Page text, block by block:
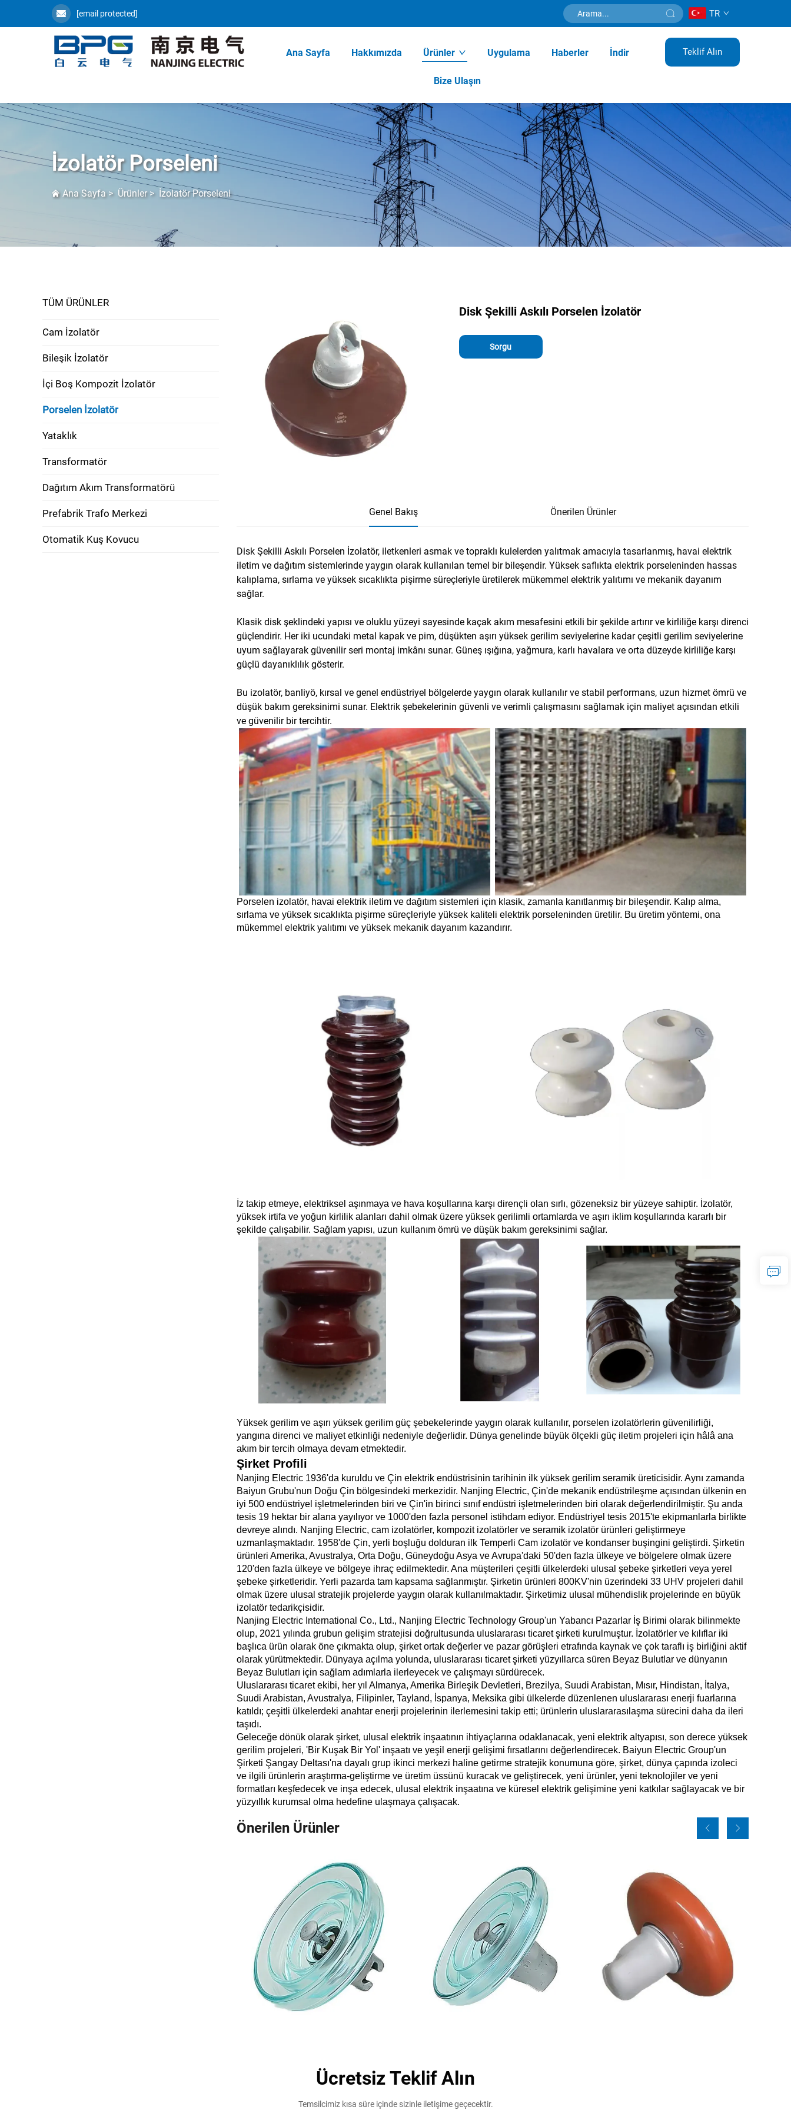
[email protected] TR
Ana Sayfa Hakkımızda Ürünler Uygulama Haberler İndir
Bize Ulaşın
Teklif Alın
İzolatör Porseleni
Ana Sayfa> Ürünler> İzolatör Porseleni
TÜM ÜRÜNLER
Cam İzolatör
Bileşik İzolatör
İçi Boş Kompozit İzolatör
Porselen İzolatör
Yataklık
Transformatör
Dağıtım Akım Transformatörü
Prefabrik Trafo Merkezi
Otomatik Kuş Kovucu
Disk Şekilli Askılı Porselen İzolatör
Sorgu
Genel Bakış Önerilen Ürünler
Disk Şekilli Askılı Porselen İzolatör, iletkenleri asmak ve topraklı kulelerden yalıtmak amacıyla tasarlanmış, havai elektrik
iletim ve dağıtım sistemlerinde yaygın olarak kullanılan temel bir bileşendir. Yüksek saflıkta elektrik porseleninden hassas
kalıplama, sırlama ve yüksek sıcaklıkta pişirme süreçleriyle üretilerek mükemmel elektrik yalıtımı ve mekanik dayanım
sağlar.
Klasik disk şeklindeki yapısı ve oluklu yüzeyi sayesinde kaçak akım mesafesini etkili bir şekilde artırır ve kirliliğe karşı direnci
güçlendirir. Her iki ucundaki metal kapak ve pim, düşükten aşırı yüksek gerilim seviyelerine kadar çeşitli gerilim seviyelerine
uyum sağlayarak güvenilir seri montaj imkânı sunar. Güneş ışığına, yağmura, karlı havalara ve orta düzeyde kirliliğe karşı
güçlü dayanıklılık gösterir.
Bu izolatör, banliyö, kırsal ve genel endüstriyel bölgelerde yaygın olarak kullanılır ve stabil performans, uzun hizmet ömrü ve
düşük bakım gereksinimi sunar. Elektrik şebekelerinin güvenli ve verimli çalışmasını sağlamak için maliyet açısından etkili
ve güvenilir bir tercihtir.
Porselen izolatör, havai elektrik iletim ve dağıtım sistemleri için klasik, zamanla kanıtlanmış bir bileşendir. Kalıp alma,
sırlama ve yüksek sıcaklıkta pişirme süreçleriyle yüksek kaliteli elektrik porseleninden üretilir. Bu üretim yöntemi, ona
mükemmel elektrik yalıtımı ve yüksek mekanik dayanım kazandırır.
İz takip etmeye, elektriksel aşınmaya ve hava koşullarına karşı dirençli olan sırlı, gözeneksiz bir yüzeye sahiptir. İzolatör,
yüksek irtifa ve yoğun kirlilik alanları dahil olmak üzere yüksek gerilimli ortamlarda ve aşırı iklim koşullarında kararlı bir
şekilde çalışabilir. Sağlam yapısı, uzun kullanım ömrü ve düşük bakım gereksinimi sağlar.
Yüksek gerilim ve aşırı yüksek gerilim güç şebekelerinde yaygın olarak kullanılır, porselen izolatörlerin güvenilirliği,
yangına direnci ve maliyet etkinliği nedeniyle değerlidir. Dünya genelinde büyük ölçekli güç iletim projeleri için hâlâ ana
akım bir tercih olmaya devam etmektedir.
Şirket Profili
Nanjing Electric 1936'da kuruldu ve Çin elektrik endüstrisinin tarihinin ilk yüksek gerilim seramik üreticisidir. Aynı zamanda
Baiyun Grubu'nun Doğu Çin bölgesindeki merkezidir. Nanjing Electric, Çin'de mekanik endüstrileşme açısından ülkenin en
iyi 500 endüstriyel işletmelerinden biri ve Çin'in birinci sınıf endüstri işletmelerinden biri olarak değerlendirilmiştir. Şu anda
tesis 19 hektar bir alana yayılıyor ve 1000'den fazla personel istihdam ediyor. Endüstriyel tesis 2015'te ekipmanlarla birlikte
devreye alındı. Nanjing Electric, cam izolatörler, kompozit izolatörler ve seramik izolatör ürünleri geliştirmeye
uzmanlaşmaktadır. 1958'de Çin, yerli boşluğu dolduran ilk Temperli Cam izolatör ve kondanser buşingini geliştirdi. Şirketin
ürünleri Amerika, Avustralya, Orta Doğu, Güneydoğu Asya ve Avrupa'daki 50'den fazla ülkeye ve bölgelere olmak üzere
120'den fazla ülkeye ve bölgeye ihraç edilmektedir. Ana müşterileri çeşitli ülkelerdeki ulusal şebeke şirketleri veya yerel
şebeke şirketleridir. Yerli pazarda tam kapsama sağlanmıştır. Şirketin ürünleri 800KV'nin üzerindeki 33 UHV projeleri dahil
olmak üzere ulusal stratejik projelerde yaygın olarak kullanılmaktadır. Şirketimiz ulusal mühendislik projelerinde en büyük
izolatör tedarikçisidir.
Nanjing Electric International Co., Ltd., Nanjing Electric Technology Group'un Yabancı Pazarlar İş Birimi olarak bilinmekte
olup, 2021 yılında grubun gelişim stratejisi doğrultusunda uluslararası ticaret şirketi kurulmuştur. İzolatörler ve kılıflar iki
başlıca ürün olarak öne çıkmakta olup, şirket ortak değerler ve pazar görüşleri etrafında kaynak ve çok taraflı iş birliğini aktif
olarak yürütmektedir. Dünyaya açılma yolunda, uluslararası ticaret şirketi yüzyıllarca süren Beyaz Bulutlar ve dünyanın
Beyaz Bulutları için sağlam adımlarla ilerleyecek ve çalışmayı sürdürecek.
Uluslararası ticaret ekibi, her yıl Almanya, Amerika Birleşik Devletleri, Brezilya, Suudi Arabistan, Mısır, Hindistan, İtalya,
Suudi Arabistan, Avustralya, Filipinler, Tayland, İspanya, Meksika gibi ülkelerde düzenlenen uluslararası enerji fuarlarına
katıldı; çeşitli ülkelerdeki anahtar enerji projelerinin ilerlemesini takip etti; ürünlerin uluslararasılaşma sürecini daha da ileri
taşıdı.
Geleceğe dönük olarak şirket, ulusal elektrik inşaatının ihtiyaçlarına odaklanacak, yeni elektrik altyapısı, son derece yüksek
gerilim projeleri, 'Bir Kuşak Bir Yol' inşaatı ve yeşil enerji gelişimi fırsatlarını değerlendirecek. Baiyun Electric Group'un
Şirketi Şangay Deltası'na dayalı grup ikinci merkezi haline getirme stratejik konumuna göre, şirket, dünya çapında izoleci
ve ilgili ürünlerin araştırma-geliştirme ve üretim üssünü kuracak ve geliştirecek, yeni ürünler, yeni teknolojiler ve yeni
formatları keşfedecek ve inşa edecek, ulusal elektrik inşaatına ve küresel elektrik gelişimine yeni katkılar sağlayacak ve bir
yüzyıllık kurumsal olma hedefine ulaşmaya çalışacak.
Önerilen Ürünler
Ücretsiz Teklif Alın
Temsilcimiz kısa süre içinde sizinle iletişime geçecektir.